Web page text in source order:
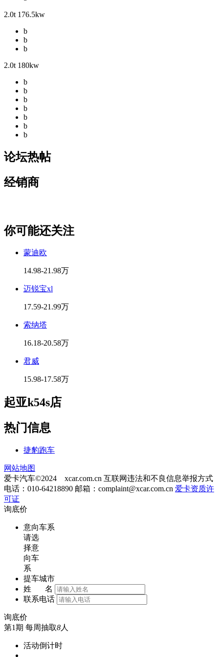
2.0t 176.5kw
b
b
b
2.0t 180kw
b
b
b
b
b
b
b
论坛热帖
经销商
你可能还关注
蒙迪欧
14.98-21.98万
迈锐宝xl
17.59-21.99万
索纳塔
16.18-20.58万
君威
15.98-17.58万
起亚k54s店
热门信息
捷豹跑车
网站地图
爱卡汽车©2024 xcar.com.cn 互联网违法和不良信息举报方式
电话：010-64218890 邮箱： complaint@xcar.com.cn 爱卡资质许
可证
询底价
意向车系
请选
择意
向车
系
提车城市
姓 名
联系电话
询底价
第1期 每周抽取8人
活动倒计时